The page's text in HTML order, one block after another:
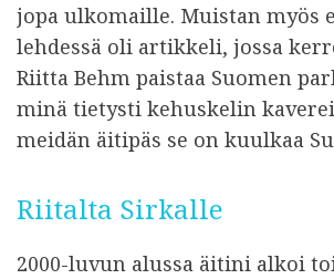
jopa ulkomaille. Muistan myös
lehdessä oli artikkeli, jossa
Riitta Behm paistaa Suomen
minä tietysti kehuskelin
meidän äitipäs se on kuulkaa
Riitalta Sirkalle
2000-luvun alussa äitini alkoi